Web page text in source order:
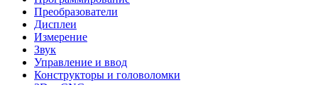
Преобразователи
Дисплеи
Измерение
Звук
Управление и ввод
Конструкторы и головоломки